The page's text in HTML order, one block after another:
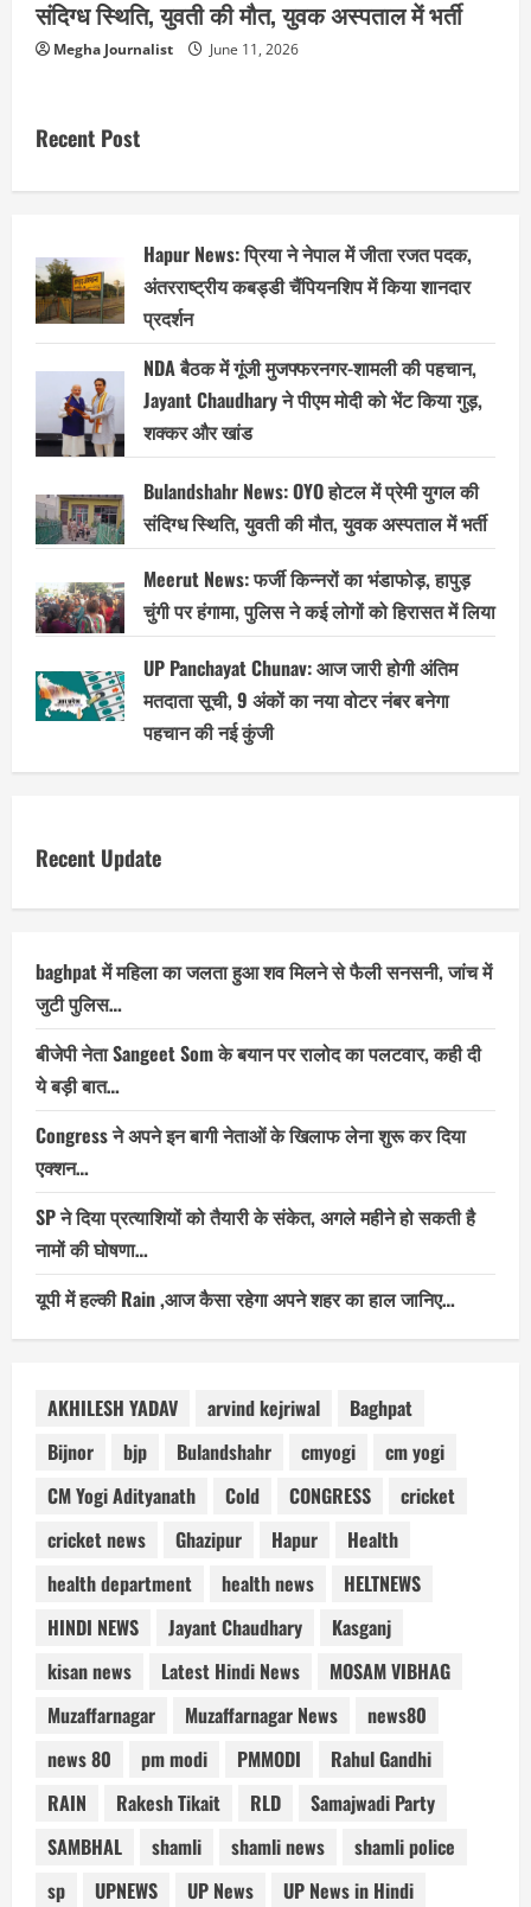
संदिग्ध स्थिति, युवती की मौत, युवक अस्पताल में भर्ती
Megha Journalist June 11, 2026
Recent Post
Hapur News: प्रिया ने नेपाल में जीता रजत पदक,
अंतरराष्ट्रीय कबड्डी चैंपियनशिप में किया शानदार
प्रदर्शन
NDA बैठक में गूंजी मुजफ्फरनगर-शामली की पहचान,
Jayant Chaudhary ने पीएम मोदी को भेंट किया गुड़,
शक्कर और खांड
Bulandshahr News: OYO होटल में प्रेमी युगल की
संदिग्ध स्थिति, युवती की मौत, युवक अस्पताल में भर्ती
Meerut News: फर्जी किन्नरों का भंडाफोड़, हापुड़
चुंगी पर हंगामा, पुलिस ने कई लोगों को हिरासत में लिया
UP Panchayat Chunav: आज जारी होगी अंतिम
मतदाता सूची, 9 अंकों का नया वोटर नंबर बनेगा
पहचान की नई कुंजी
Recent Update
baghpat में महिला का जलता हुआ शव मिलने से फैली सनसनी, जांच में
जुटी पुलिस…
बीजेपी नेता Sangeet Som के बयान पर रालोद का पलटवार, कही दी
ये बड़ी बात…
Congress ने अपने इन बागी नेताओं के खिलाफ लेना शुरू कर दिया
एक्शन…
SP ने दिया प्रत्याशियों को तैयारी के संकेत, अगले महीने हो सकती है
नामों की घोषणा…
यूपी में हल्की Rain ,आज कैसा रहेगा अपने शहर का हाल जानिए…
AKHILESH YADAV arvind kejriwal
Baghpat
Bijnor
bjp Bulandshahr cmyogi
cm yogi
CM Yogi Adityanath
Cold CONGRESS
cricket
cricket news
Ghazipur Hapur
Health
health department
health news
HELTNEWS
HINDI NEWS
Jayant Chaudhary
Kasganj
kisan news
Latest Hindi News
MOSAM VIBHAG
Muzaffarnagar
Muzaffarnagar News
news80
news 80
pm modi PMMODI
Rahul Gandhi
RAIN
Rakesh Tikait RLD
Samajwadi Party
SAMBHAL
shamli shamli news
shamli police
sp
UPNEWS UP News
UP News in Hindi